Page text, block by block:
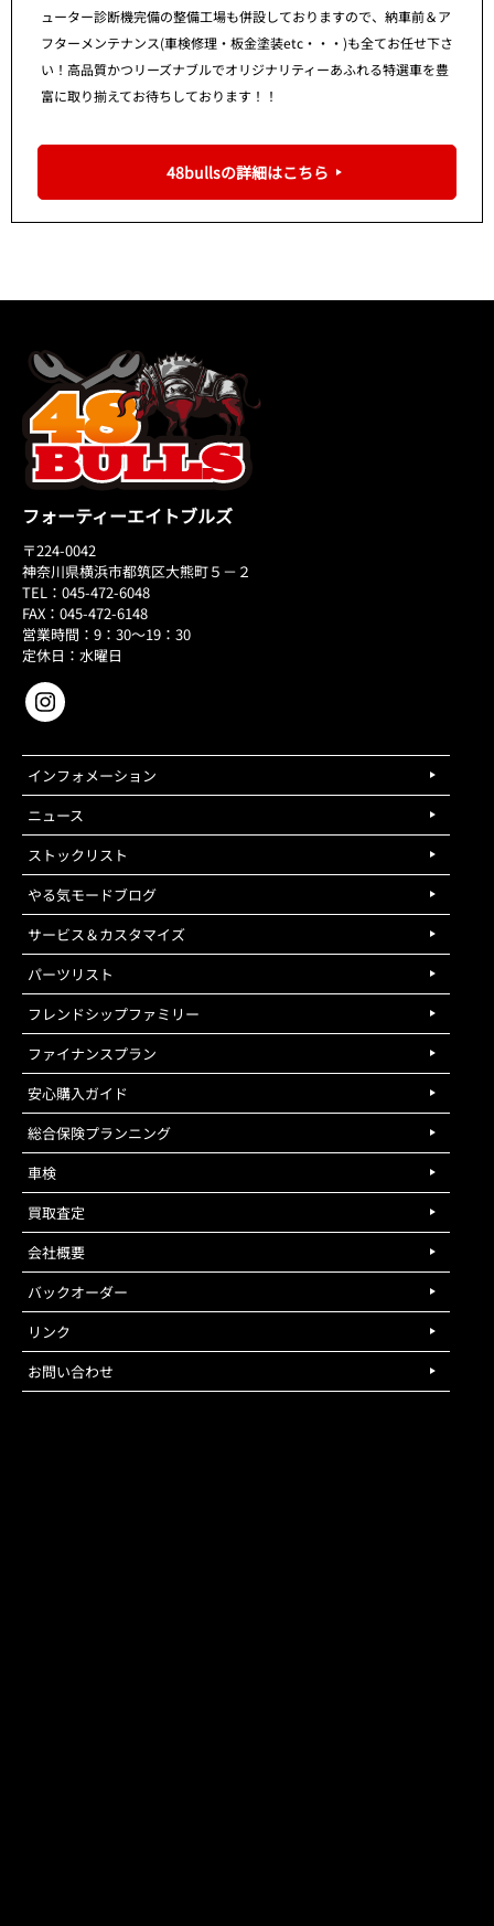
ューター診断機完備の整備工場も併設しておりますので、納車前＆ア
フターメンテナンス(車検修理・板金塗装etc・・・)も全てお任せ下さ
い！高品質かつリーズナブルでオリジナリティーあふれる特選車を豊
富に取り揃えてお待ちしております！！
48bullsの詳細はこちら
フォーティーエイトブルズ
〒224-0042
神奈川県横浜市都筑区大熊町５－２
TEL：045-472-6048
FAX：045-472-6148
営業時間：9：30～19：30
定休日：水曜日
インフォメーション
ニュース
ストックリスト
やる気モードブログ
サービス＆カスタマイズ
パーツリスト
フレンドシップファミリー
ファイナンスプラン
安心購入ガイド
総合保険プランニング
車検
買取査定
会社概要
バックオーダー
リンク
お問い合わせ